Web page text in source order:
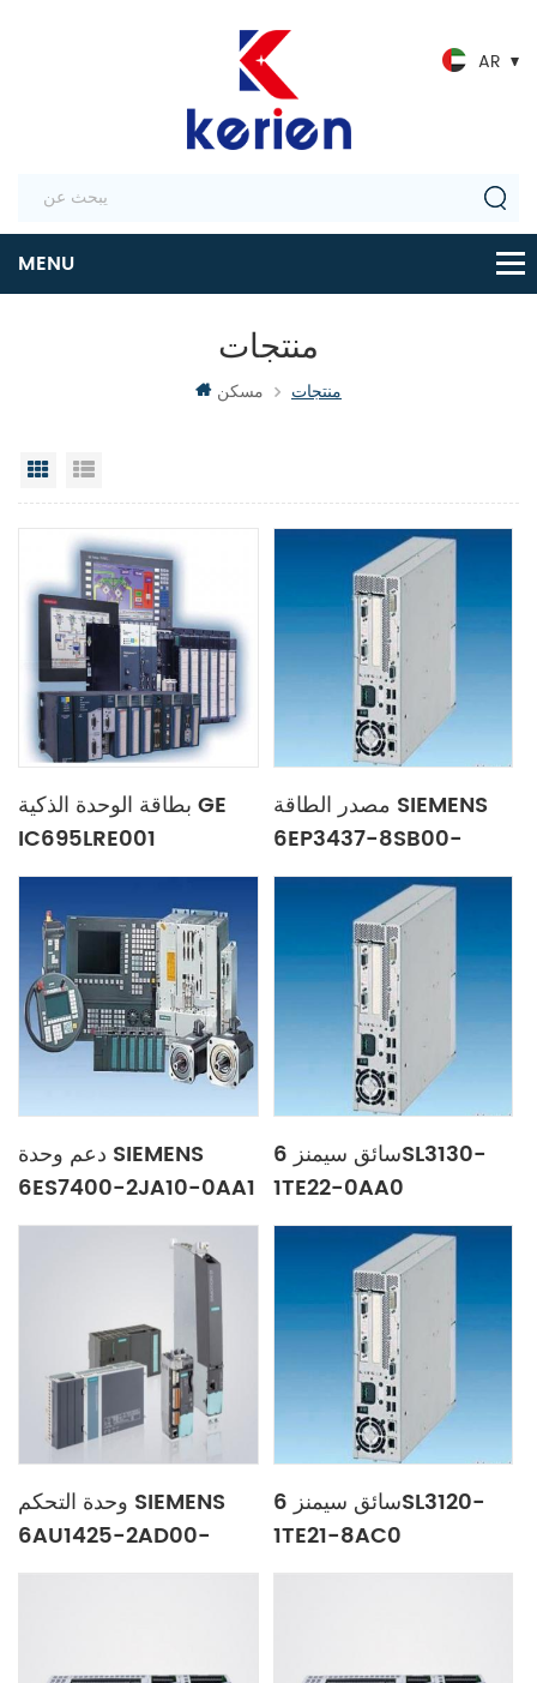
AR
منتجات
مسكن منتجات
عرض شبكي
بطاقة الوحدة الذكية GE
IC695LRE001
مصدر الطاقة SIEMENS
6EP3437-8SB00-
0AY0
دعم وحدة SIEMENS
6ES7400-2JA10-0AA1
سائق سيمنز 6SL3130-
1TE22-0AA0
وحدة التحكم SIEMENS
6AU1425-2AD00-
0AA0
سائق سيمنز 6SL3120-
1TE21-8AC0